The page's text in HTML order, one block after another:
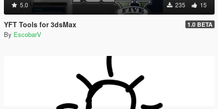
5.0 235 15
YFT Tools for 3dsMax 1.0 BETA
By EscobarV